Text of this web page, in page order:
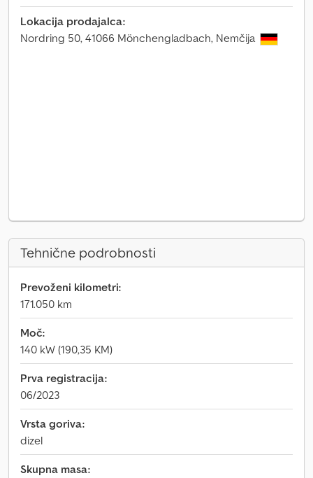
Lokacija prodajalca:
Nordring 50, 41066 Mönchengladbach, Nemčija
Tehnične podrobnosti
Prevoženi kilometri:
171.050 km
Moč:
140 kW (190,35 KM)
Prva registracija:
06/2023
Vrsta goriva:
dizel
Skupna masa: